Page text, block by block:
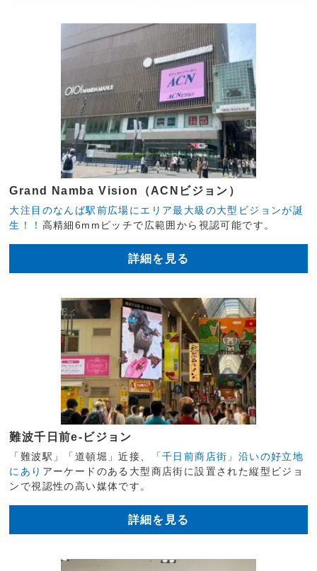
Grand Namba Vision（ACNビジョン）
大注目のなんば駅前広場にエリア最大級の大型ビジョンが誕
生！！ 高精細6mmピッチで広範囲から視認可能です。
詳細を見る
難波千日前e-ビジョン
「難波駅」「道頓堀」近接、
「千日前商店街」沿いの好立地
にあり アーケードのある大型商店街に設置された縦型ビジョ
ンで視認性の高い媒体です。
詳細を見る